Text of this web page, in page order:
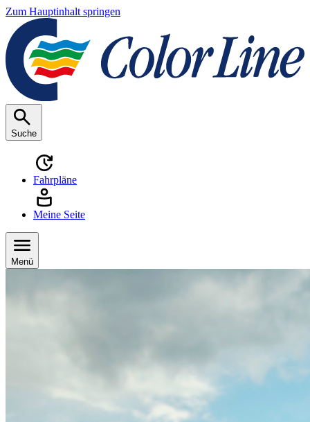
Zum Hauptinhalt springen
Suche
Fahrpläne
Meine Seite
Menü